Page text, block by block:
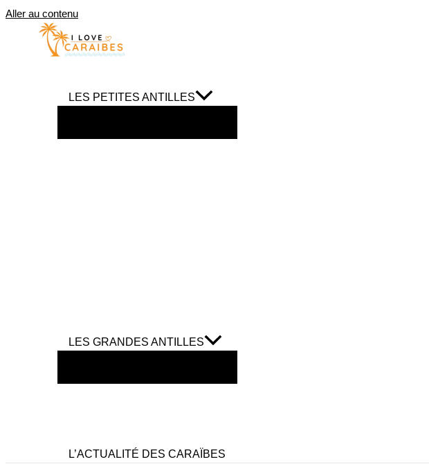
Aller au contenu
LES PETITES ANTILLES
LES GRANDES ANTILLES
L’ACTUALITÉ DES CARAÏBES